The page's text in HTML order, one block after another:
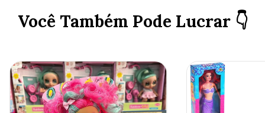
Você Também Pode Lucrar 👇